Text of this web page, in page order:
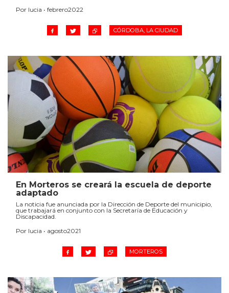
Por lucia • febrero2022
CÓRDOBA, LA CIUDAD
En Morteros se creará la escuela de deporte
adaptado
La noticia fue anunciada por la Dirección de Deporte del municipio,
que trabajará en conjunto con la Secretaría de Educación y
Discapacidad.
Por lucia • agosto2021
MORTEROS